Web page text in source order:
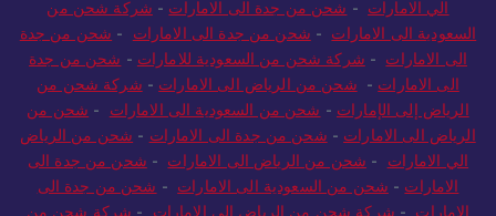
الي الامارات - شحن من جدة الى الامارات - شركة شحن من
السعودية الى الامارات - شحن من جدة الى الامارات - شحن من جدة
الى الامارات - شركة شحن من السعودية للامارات - شحن من جدة
الى الامارات - شحن من الرياض الى الامارات - شركة شحن من
الرياض إلى الإمارات - شحن من السعودية الى الامارات - شحن من
الرياض الى الامارات - شحن من جدة الى الامارات - شحن من الرياض
الي الامارات - شحن من الرياض الى الامارات - شحن من جدة الى
الامارات - شحن من السعودية الى الامارات - شحن من جدة الى